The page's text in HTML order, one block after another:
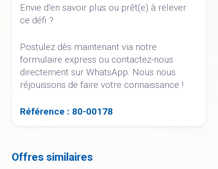
Envie d’en savoir plus ou prêt(e) à relever
ce défi ?
Postulez dès maintenant via notre
formulaire express ou contactez-nous
directement sur WhatsApp. Nous nous
réjouissons de faire votre connaissance !
Référence : 80-00178
Offres similaires